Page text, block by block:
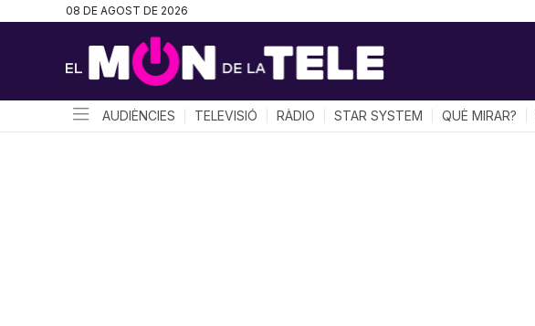
08 DE AGOST DE 2026
AUDIÈNCIES TELEVISIÓ RÀDIO STAR SYSTEM QUÈ MIRAR?